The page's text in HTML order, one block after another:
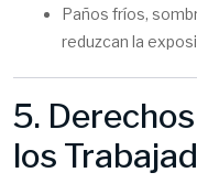
Paños fríos,
reduzcan la
5.
los